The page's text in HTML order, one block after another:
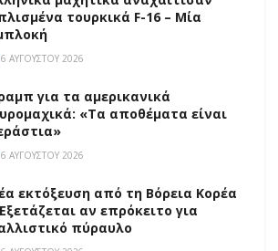
τουρκικά F-16 – Μία
6 ΑΥΓΟΎΣΤΟΥ 2026
για τα αμερικανικά
«Τα αποθέματα είναι
6 ΑΥΓΟΎΣΤΟΥ 2026
εκτόξευση από τη Βόρεια Κορέα
αν επρόκειτο για
πύραυλο